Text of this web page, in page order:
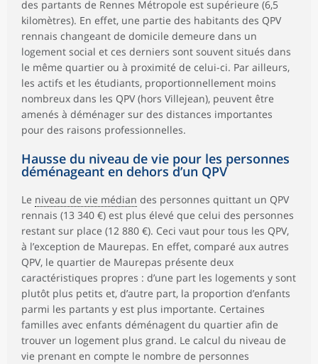
des partants de Rennes Métropole est supérieure (6,5
kilomètres). En effet, une partie des habitants des QPV
rennais changeant de domicile demeure dans un
logement social et ces derniers sont souvent situés dans
le même quartier ou à proximité de celui-ci. Par ailleurs,
les actifs et les étudiants, proportionnellement moins
nombreux dans les QPV (hors Villejean), peuvent être
amenés à déménager sur des distances importantes
pour des raisons professionnelles.
Hausse du niveau de vie pour les personnes
déménageant en dehors d’un QPV
Le niveau de vie médian des personnes quittant un QPV
rennais (13 340 €) est plus élevé que celui des personnes
restant sur place (12 880 €). Ceci vaut pour tous les QPV,
à l’exception de Maurepas. En effet, comparé aux autres
QPV, le quartier de Maurepas présente deux
caractéristiques propres : d’une part les logements y sont
plutôt plus petits et, d’autre part, la proportion d’enfants
parmi les partants y est plus importante. Certaines
familles avec enfants déménagent du quartier afin de
trouver un logement plus grand. Le calcul du niveau de
vie prenant en compte le nombre de personnes